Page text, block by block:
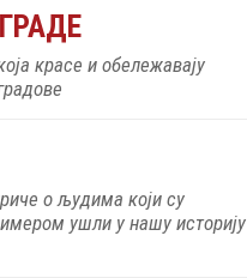
красе и обележавају
о људима који су
ушли у нашу историју